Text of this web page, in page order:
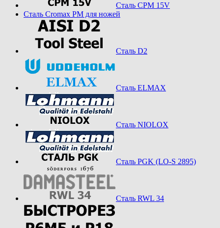
Сталь CPM 15V
Сталь Cromax PM для ножей
Сталь D2
Сталь ELMAX
Сталь NIOLOX
Сталь PGK (LO-S 2895)
Сталь RWL 34